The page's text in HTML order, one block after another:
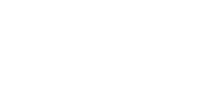
れ
者
だ
意
。
い